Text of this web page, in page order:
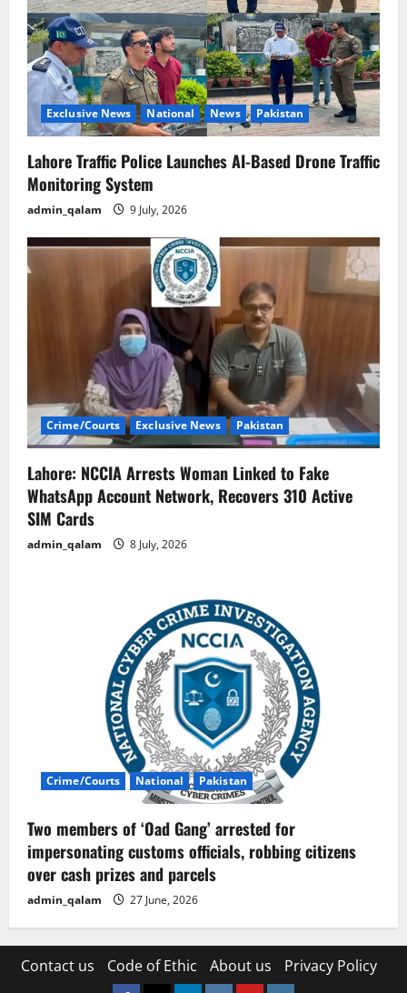
Exclusive News National News Pakistan
Lahore Traffic Police Launches AI-Based Drone Traffic
Monitoring System
admin_qalam 9 July, 2026
Crime/Courts Exclusive News Pakistan
Lahore: NCCIA Arrests Woman Linked to Fake
WhatsApp Account Network, Recovers 310 Active
SIM Cards
admin_qalam 8 July, 2026
Crime/Courts National Pakistan
Two members of ‘Oad Gang’ arrested for
impersonating customs officials, robbing citizens
over cash prizes and parcels
admin_qalam 27 June, 2026
Contact us Code of Ethic About us Privacy Policy